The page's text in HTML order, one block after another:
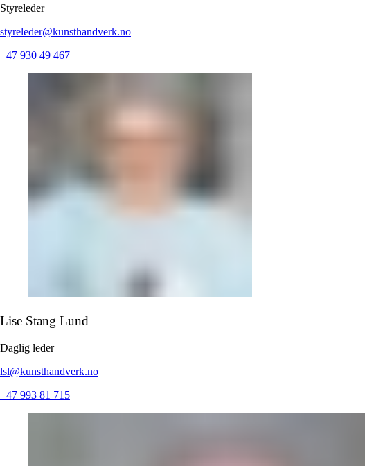
Styreleder
styreleder@kunsthandverk.no
+47 930 49 467
Lise Stang Lund
Daglig leder
lsl@kunsthandverk.no
+47 993 81 715